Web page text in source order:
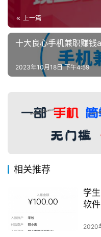
上一篇
十大良心手机兼职赚钱
2023年10月18日 下午4:59
相关推荐
学
软
2020